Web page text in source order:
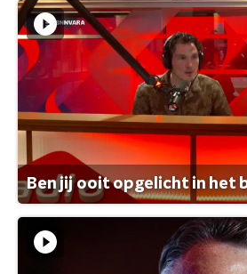
Ben jij ooit opgelicht in het